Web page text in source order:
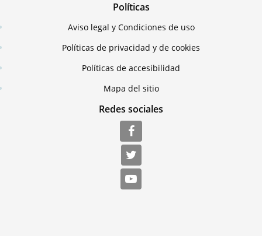
Políticas
Aviso legal y Condiciones de uso
Políticas de privacidad y de cookies
Políticas de accesibilidad
Mapa del sitio
Redes sociales